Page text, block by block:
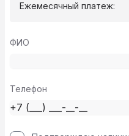
Ежемесячный платеж:
ФИО
Телефон